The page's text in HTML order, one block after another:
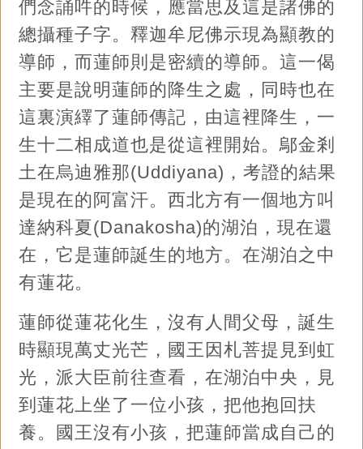
們念誦吽的時候，應當思及這是諸佛的
總攝種子字。釋迦牟尼佛示現為顯教的
導師，而蓮師則是密續的導師。這一偈
主要是說明蓮師的降生之處，同時也在
這裏演繹了蓮師傳記，由這裡降生，一
生十二相成道也是從這裡開始。鄔金剎
土在烏迪雅那(Uddiyana)，考證的結果
是現在的阿富汗。西北方有一個地方叫
達納科夏(Danakosha)的湖泊，現在還
在，它是蓮師誕生的地方。在湖泊之中
有蓮花。
蓮師從蓮花化生，沒有人間父母，誕生
時顯現萬丈光芒，國王因札菩提見到虹
光，派大臣前往查看，在湖泊中央，見
到蓮花上坐了一位小孩，把他抱回扶
養。國王沒有小孩，把蓮師當成自己的